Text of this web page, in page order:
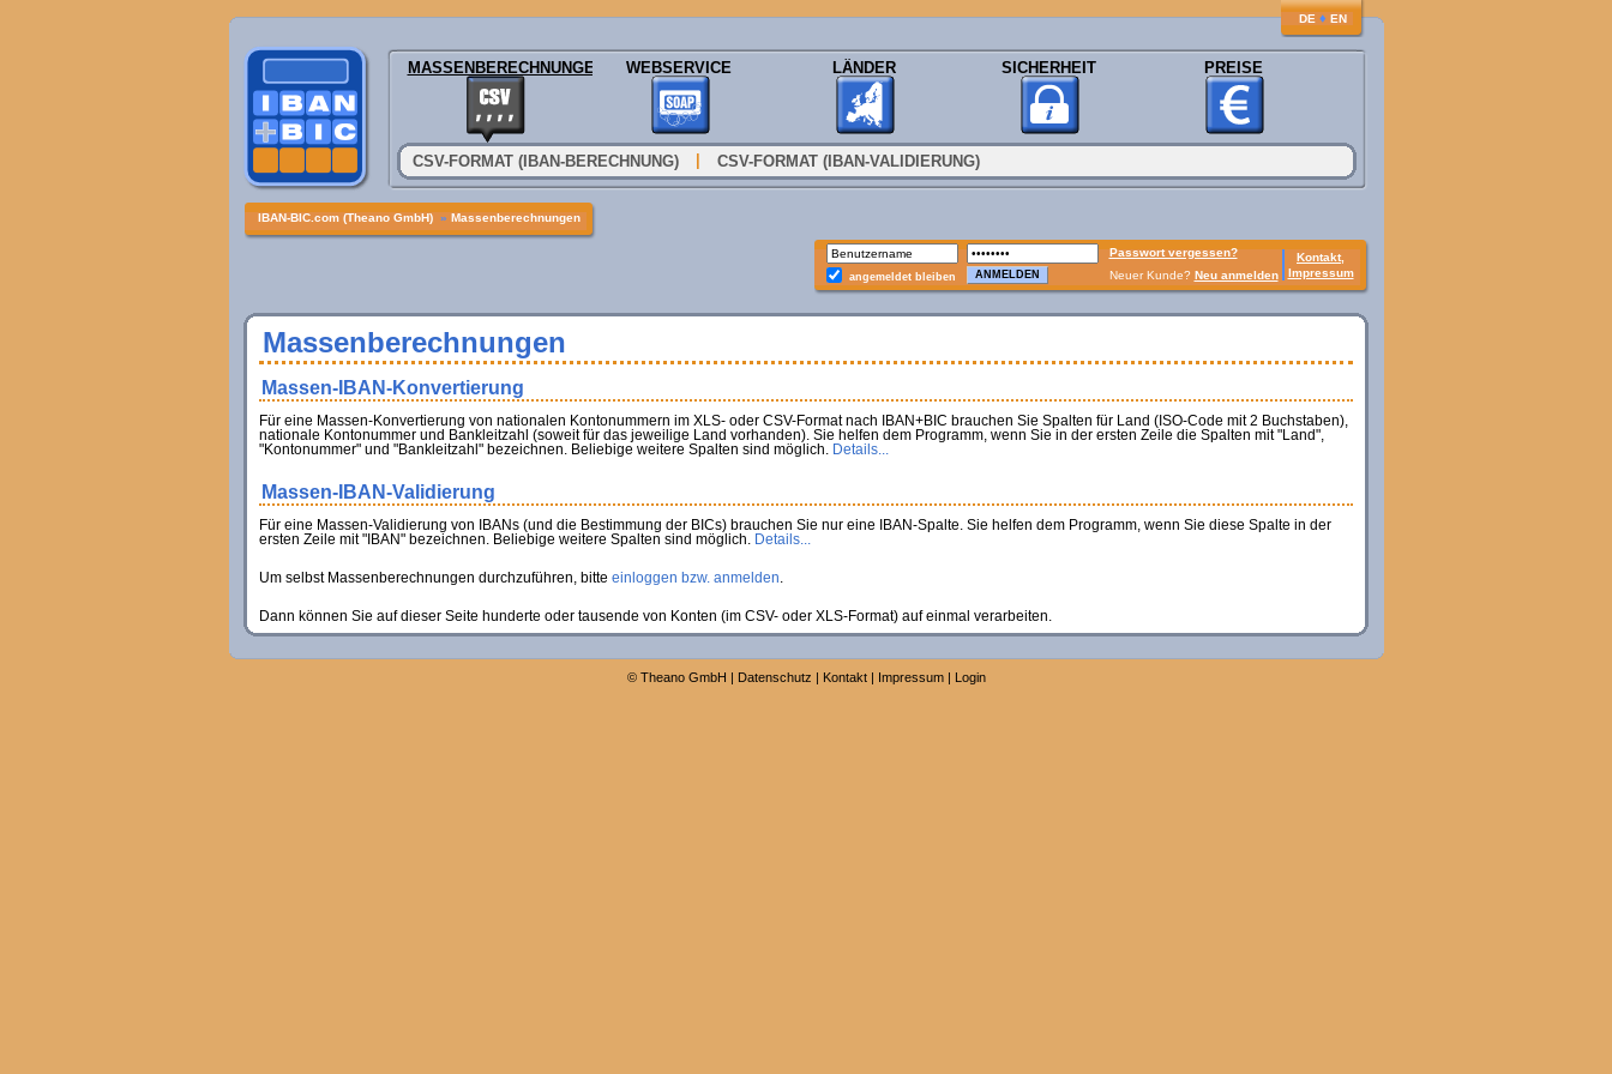
DE ♦ EN
MASSENBERECHNUNGEN WEBSERVICE LÄNDER SICHERHEIT PREISE
CSV-FORMAT (IBAN-BERECHNUNG) CSV-FORMAT (IBAN-VALIDIERUNG)
IBAN-BIC.com (Theano GmbH) » Massenberechnungen
Passwort vergessen?
Kontakt,
Impressum
angemeldet bleiben Neuer Kunde? Neu anmelden
Massenberechnungen
Massen-IBAN-Konvertierung
Für eine Massen-Konvertierung von nationalen Kontonummern im XLS- oder CSV-Format nach IBAN+BIC brauchen Sie Spalten für Land (ISO-Code mit 2 Buchstaben),
nationale Kontonummer und Bankleitzahl (soweit für das jeweilige Land vorhanden). Sie helfen dem Programm, wenn Sie in der ersten Zeile die Spalten mit "Land",
"Kontonummer" und "Bankleitzahl" bezeichnen. Beliebige weitere Spalten sind möglich. Details...
Massen-IBAN-Validierung
Für eine Massen-Validierung von IBANs (und die Bestimmung der BICs) brauchen Sie nur eine IBAN-Spalte. Sie helfen dem Programm, wenn Sie diese Spalte in der
ersten Zeile mit "IBAN" bezeichnen. Beliebige weitere Spalten sind möglich. Details...
Um selbst Massenberechnungen durchzuführen, bitte einloggen bzw. anmelden.
Dann können Sie auf dieser Seite hunderte oder tausende von Konten (im CSV- oder XLS-Format) auf einmal verarbeiten.
© Theano GmbH | Datenschutz | Kontakt| Impressum| Login